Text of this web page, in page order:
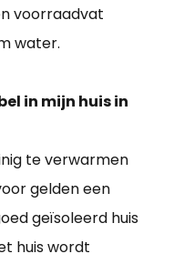
voorraadvat
water.
in mijn huis in
te verwarmen
gelden een
geïsoleerd huis
huis wordt